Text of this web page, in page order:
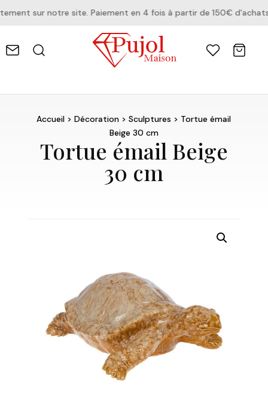
sur notre site. Paiement en 4 fois à partir de 150€ d'achats.
Accueil >Décoration >Sculptures > Tortue émail
Beige 30 cm
Tortue émail Beige
30 cm